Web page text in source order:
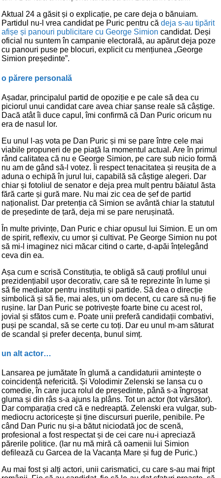
Aktual 24 a găsit și o explicație, pe care deja o bănuiam.
Partidul nu-l vrea candidat pe Puric pentru că deja s-au tipărit
afișe și panouri publicitare cu George Simion candidat. Deși
oficial nu suntem în campanie electorală, au apărut deja poze
cu panouri puse pe blocuri, explicit cu mențiunea „George
Simion președinte”.
o părere personală
Așadar, principalul partid de opoziție e pe cale să dea cu
piciorul unui candidat care avea chiar șanse reale să câștige.
Dacă atât îi duce capul, îmi confirmă că Dan Puric oricum nu
era de nasul lor.
Eu unul l-aș vota pe Dan Puric și mi se pare între cele mai
viabile propuneri de pe piață la momentul actual. Are în primul
rând calitatea că nu e George Simion, pe care sub nicio formă
nu am de gând să-l votez. Îi respect tenacitatea și reușita de a
aduna o echipă în jurul lui, capabilă să câștige alegeri. Dar
chiar și fotoliul de senator e deja prea mult pentru băiatul ăsta
fără carte și gură mare. Nu mai zic cea de șef de partid
naționalist. Dar pretenția că Simion se avântă chiar la statutul
de președinte de țară, deja mi se pare nerușinată.
În multe privințe, Dan Puric e chiar opusul lui Simion. E un om
de spirit, reflexiv, cu umor și cultivat. Pe George Simion nu pot
să mi-l imaginez nici măcar citind o carte, d-apăi înțelegând
ceva din ea.
Așa cum e scrisă Constituția, te obligă să cauți profilul unui
prezidențiabil ușor decorativ, care să te reprezinte în lume și
să fie mediator pentru instituții și partide. Să dea o direcție
simbolică și să fie, mai ales, un om decent, cu care să nu-ți fie
rușine. Iar Dan Puric se potrivește foarte bine cu acest rol,
jovial și sfătos cum e. Poate unii preferă candidații combativi,
puși pe scandal, să se certe cu toți. Dar eu unul m-am săturat
de scandal și prefer decența, bunul simț.
un alt actor…
Lansarea pe jumătate în glumă a candidaturii amintește o
coincidență nefericită. Și Volodimir Zelenski se lansa cu o
comedie, în care juca rolul de președinte, până s-a îngroșat
gluma și din râs s-a ajuns la plâns. Tot un actor (tot vărsător).
Dar comparația cred că e nedreaptă. Zelenski era vulgar, sub-
mediocru actoricește și ține discursuri puerile, penibile. Pe
când Dan Puric nu și-a bătut niciodată joc de scenă,
profesional a fost respectat și de cei care nu-i apreciază
părerile politice. (Iar nu mă miră că oamenii lui Simion
defilează cu Garcea de la Vacanța Mare și fug de Puric.)
Au mai fost și alți actori, unii carismatici, cu care s-au mai fript